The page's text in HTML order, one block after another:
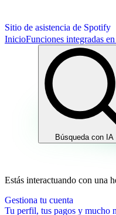
Sitio de asistencia de Spotify
InicioFunciones integradas
Búsqueda con IA
Estás interactuando con una
Gestiona tu cuenta
Tu perfil, tus pagos y mucho